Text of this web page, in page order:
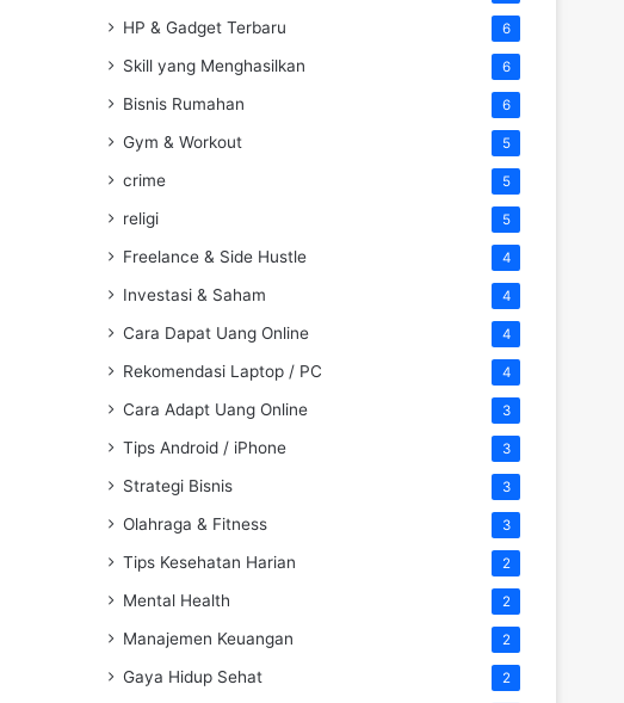
HP & Gadget Terbaru 6
Skill yang Menghasilkan 6
Bisnis Rumahan 6
Gym & Workout 5
crime 5
religi 5
Freelance & Side Hustle 4
Investasi & Saham 4
Cara Dapat Uang Online 4
Rekomendasi Laptop / PC 4
Cara Adapt Uang Online 3
Tips Android / iPhone 3
Strategi Bisnis 3
Olahraga & Fitness 3
Tips Kesehatan Harian 2
Mental Health 2
Manajemen Keuangan 2
Gaya Hidup Sehat 2